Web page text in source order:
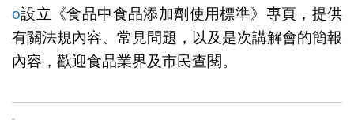
o設立《食品中食品添加劑使用標準》專頁，提供
有關法規內容、常見問題，以及是次講解會的簡報
內容，歡迎食品業界及市民查閱。